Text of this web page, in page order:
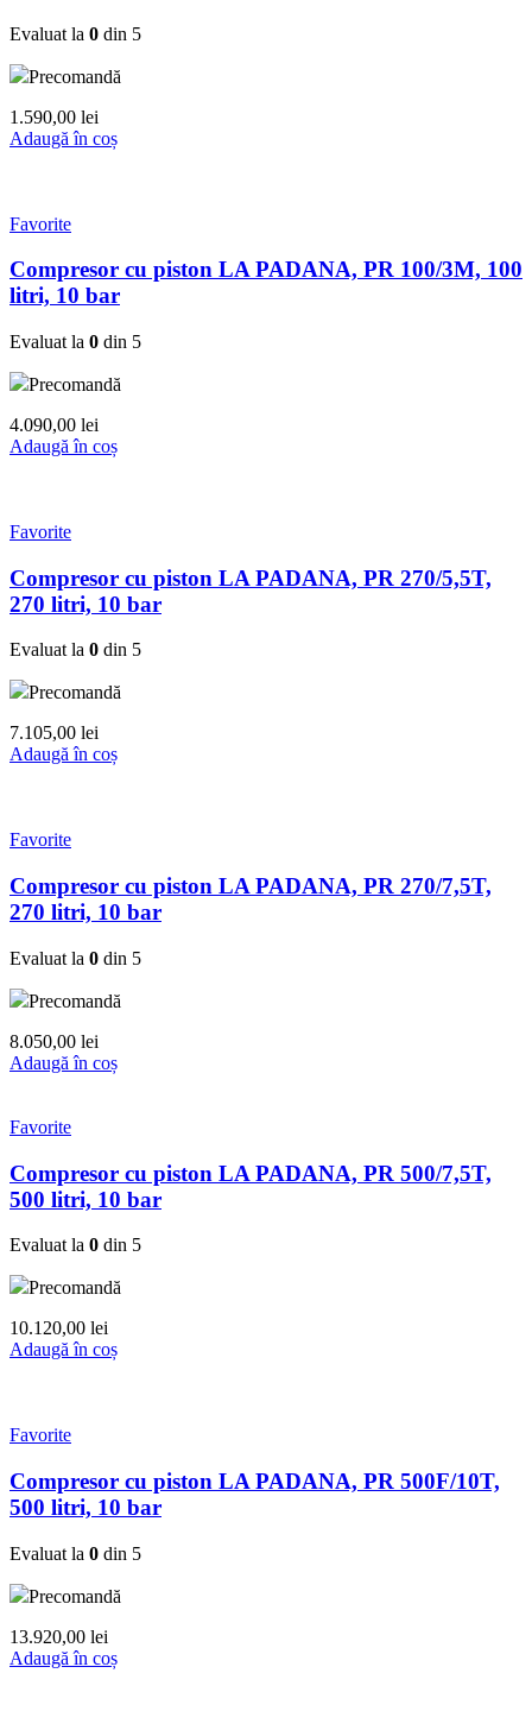
Evaluat la 0 din 5
Precomandă
1.590,00 lei
Adaugă în coș
Favorite
Compresor cu piston LA PADANA, PR 100/3M, 100
litri, 10 bar
Evaluat la 0 din 5
Precomandă
4.090,00 lei
Adaugă în coș
Favorite
Compresor cu piston LA PADANA, PR 270/5,5T,
270 litri, 10 bar
Evaluat la 0 din 5
Precomandă
7.105,00 lei
Adaugă în coș
Favorite
Compresor cu piston LA PADANA, PR 270/7,5T,
270 litri, 10 bar
Evaluat la 0 din 5
Precomandă
8.050,00 lei
Adaugă în coș
Favorite
Compresor cu piston LA PADANA, PR 500/7,5T,
500 litri, 10 bar
Evaluat la 0 din 5
Precomandă
10.120,00 lei
Adaugă în coș
Favorite
Compresor cu piston LA PADANA, PR 500F/10T,
500 litri, 10 bar
Evaluat la 0 din 5
Precomandă
13.920,00 lei
Adaugă în coș